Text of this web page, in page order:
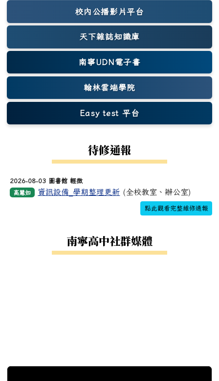
校內公播影片平台
天下雜誌知識庫
(另開新視窗)
南寧UDN電子書
翰林雲端學院
Easy test 平台
(另開新視窗)
待修通報
2026-08-03 圖書館 輕微
高慧如 資訊設備_學期整理更新 (全校教室、辦公室)
點此觀看完整維修通報
南寧高中社群媒體